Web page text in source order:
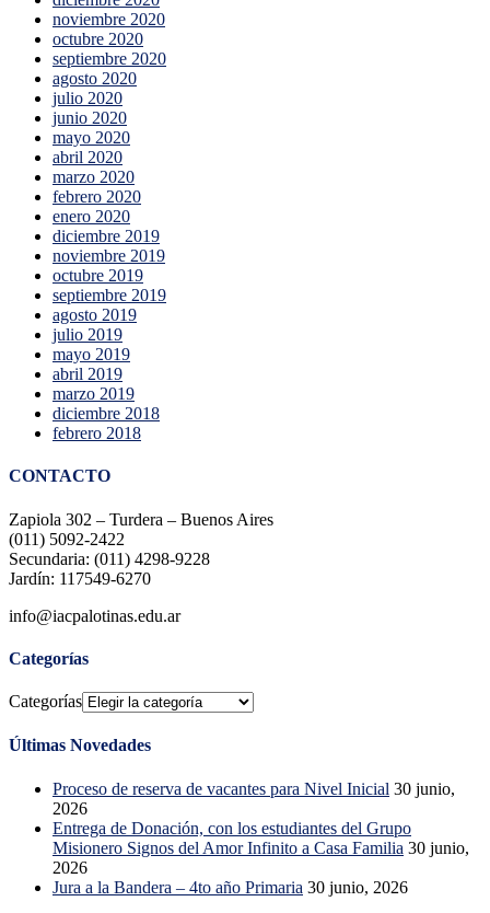
noviembre 2020
octubre 2020
septiembre 2020
agosto 2020
julio 2020
junio 2020
mayo 2020
abril 2020
marzo 2020
febrero 2020
enero 2020
diciembre 2019
noviembre 2019
octubre 2019
septiembre 2019
agosto 2019
julio 2019
mayo 2019
abril 2019
marzo 2019
diciembre 2018
febrero 2018
CONTACTO
Zapiola 302 – Turdera – Buenos Aires
(011) 5092-2422
Secundaria: (011) 4298-9228
Jardín: 117549-6270
info@iacpalotinas.edu.ar
Categorías
Categorías
Últimas Novedades
Proceso de reserva de vacantes para Nivel Inicial 30 junio,
2026
Entrega de Donación, con los estudiantes del Grupo
Misionero Signos del Amor Infinito a Casa Familia 30 junio,
2026
Jura a la Bandera – 4to año Primaria 30 junio, 2026